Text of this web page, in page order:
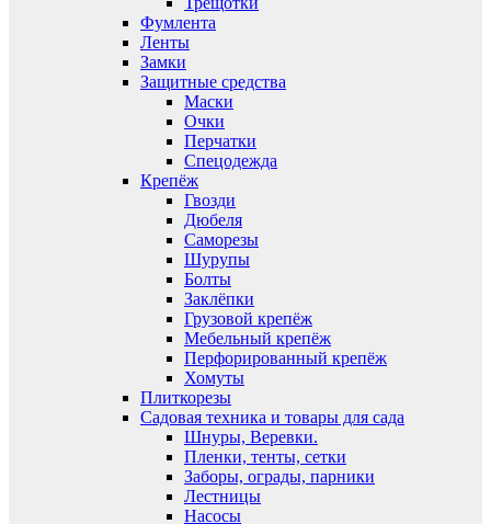
Фумлента
Ленты
Замки
Защитные средства
Маски
Очки
Перчатки
Спецодежда
Крепёж
Гвозди
Дюбеля
Саморезы
Шурупы
Болты
Заклёпки
Грузовой крепёж
Мебельный крепёж
Перфорированный крепёж
Хомуты
Плиткорезы
Садовая техника и товары для сада
Шнуры, Веревки.
Пленки, тенты, сетки
Заборы, ограды, парники
Лестницы
Насосы